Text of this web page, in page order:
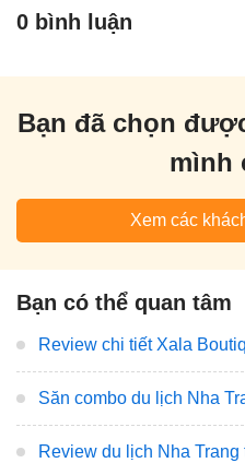
0 bình luận
Bạn đã chọn
mình
Xem các
Bạn có thể quan tâm
Review chi tiết Xala
Săn combo du lịch Nha
Review du lịch Nha Trang